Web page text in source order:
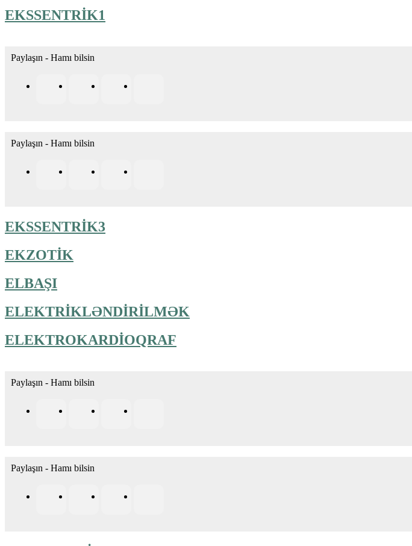
EKSSENTRİK1
Paylaşın - Hamı bilsin
Paylaşın - Hamı bilsin
EKSSENTRİK3
EKZOTİK
ELBAŞI
ELEKTRİKLƏNDİRİLMƏK
ELEKTROKARDİOQRAF
Paylaşın - Hamı bilsin
Paylaşın - Hamı bilsin